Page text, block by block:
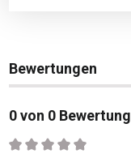
Bewertungen
0 von 0
Durchschnittliche